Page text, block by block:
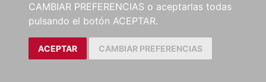
CAMBIAR PREFERENCIAS o aceptarlas todas
pulsando el botón ACEPTAR.
ACEPTAR CAMBIAR PREFERENCIAS